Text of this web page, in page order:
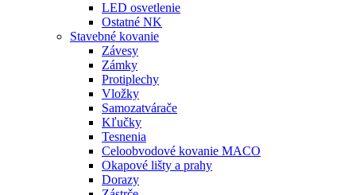
LED osvetlenie
Ostatné NK
Stavebné kovanie
Závesy
Zámky
Protiplechy
Vložky
Samozatvárače
Kľučky
Tesnenia
Celoobvodové kovanie MACO
Okapové lišty a prahy
Dorazy